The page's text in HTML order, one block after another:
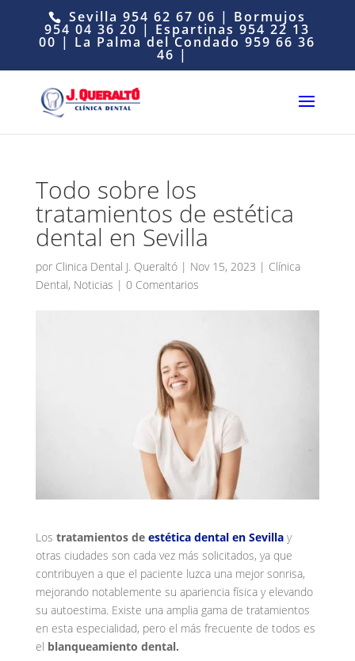
Sevilla954 62 67 06 | Bormujos
954 04 36 20 | Espartinas954 22 13
00 | La Palma del Condado959 66 36
46 |
Todo sobre los
tratamientos de estética
dental en Sevilla
por Clinica Dental J. Queraltó| Nov 15, 2023 | Clínica
Dental, Noticias | 0 Comentarios
Los tratamientos de estética dental en Sevillay
otras ciudades son cada vez más solicitados, ya que
contribuyen a que el paciente luzca una mejor sonrisa,
mejorando notablemente su apariencia física y elevando
su autoestima. Existe una amplia gama de tratamientos
en esta especialidad, pero el más frecuente de todos es
el blanqueamiento dental.